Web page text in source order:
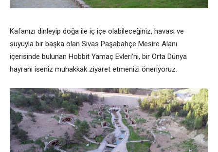
Kafanızı dinleyip doğa ile iç içe olabileceğiniz, havası ve
suyuyla bir başka olan Sivas Paşabahçe Mesire Alanı
içerisinde bulunan Hobbit Yamaç Evleri’ni, bir Orta Dünya
hayranı iseniz muhakkak ziyaret etmenizi öneriyoruz.